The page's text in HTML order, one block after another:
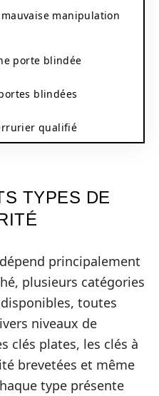
manipulation
porte blindée
blindées
qualifié
TYPES DE
principalement
plusieurs catégories
toutes
niveaux de
clés plates, les clés à
brevetées et même
type présente